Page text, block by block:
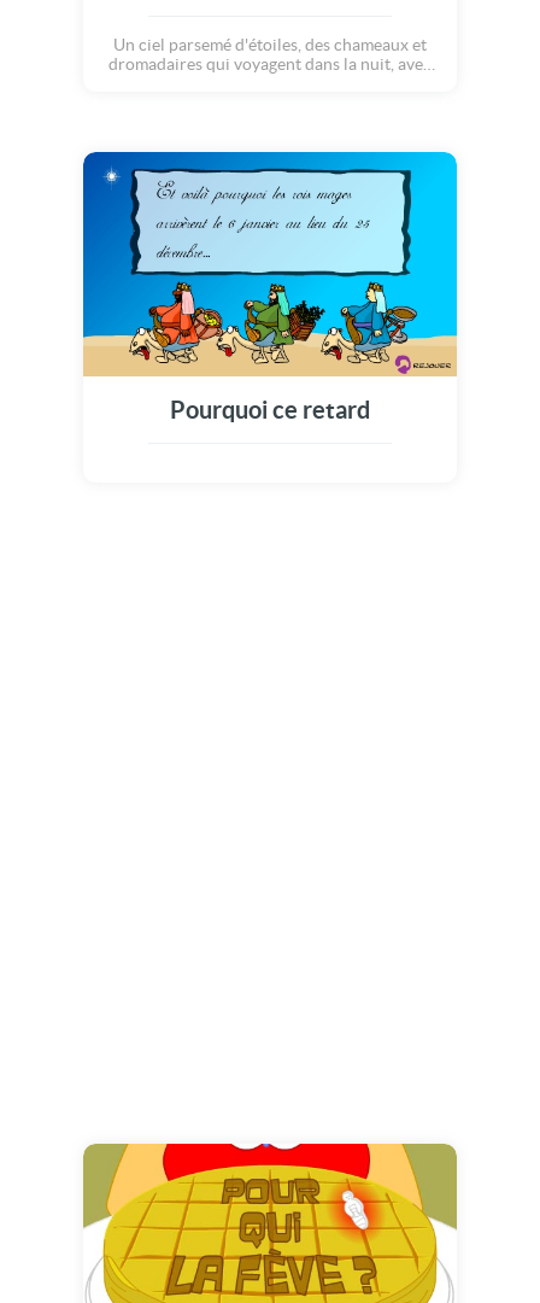
Un ciel parsemé d'étoiles, des chameaux et
dromadaires qui voyagent dans la nuit, avec
Pourquoi ce retard